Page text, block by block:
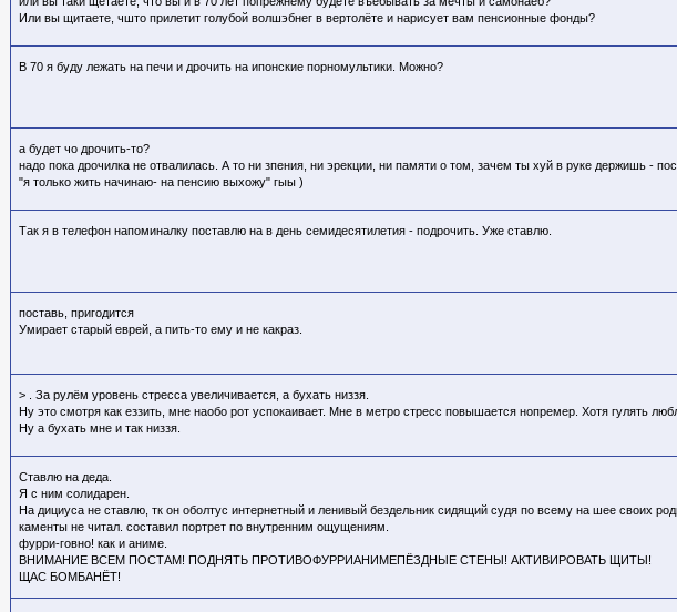
Или вы щитаете, чшто прилетит голубой волшэбнег в вертолёте и нарисует вам пенсионные фонды?
В 70 я буду лежать на печи и дрочить на ипонские порномультики. Можно?
а будет чо дрочить-то?
надо пока дрочилка не отвалилась. А то ни зпения, ни эрекции, ни памяти о том, зачем ты хуй в руке держишь -
"я только жить начинаю- на пенсию выхожу" гыы )
Так я в телефон напоминалку поставлю на в день семидесятилетия - подрочить. Уже ставлю.
поставь, пригодится
Умирает старый еврей, а пить-то ему и не какраз.
> . За рулём уровень стресса увеличивается, а бухать низзя.
Ну это смотря как еззить, мне наобо рот успокаивает. Мне в метро стресс повышается нопремер. Хотя гулять
Ну а бухать мне и так низзя.
Ставлю на деда.
Я с ним солидарен.
На дициуса не ставлю, тк он оболтус интернетный и ленивый бездельник сидящий судя по всему на шее своих
каменты не читал. составил портрет по внутренним ощущениям.
фурри-говно! как и аниме.
ВНИМАНИЕ ВСЕМ ПОСТАМ! ПОДНЯТЬ ПРОТИВОФУРРИАНИМЕПЁЗДНЫЕ СТЕНЫ! АКТИВИРОВАТЬ ЩИТЫ!
ЩАС БОМБАНЁТ!